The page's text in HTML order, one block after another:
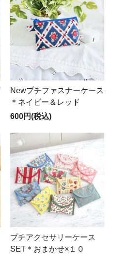
Newプチファスナーケース
＊ネイビー＆レッド
600円(税込)
プチアクセサリーケース
SET＊おまかせ×１０